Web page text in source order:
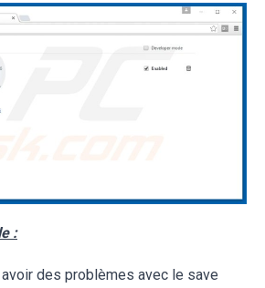
:
des problèmes avec le save